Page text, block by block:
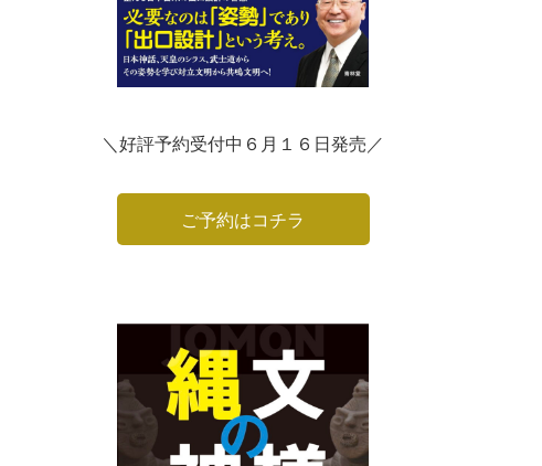
＼好評予約受付中６月１６日発売／
ご予約はコチラ